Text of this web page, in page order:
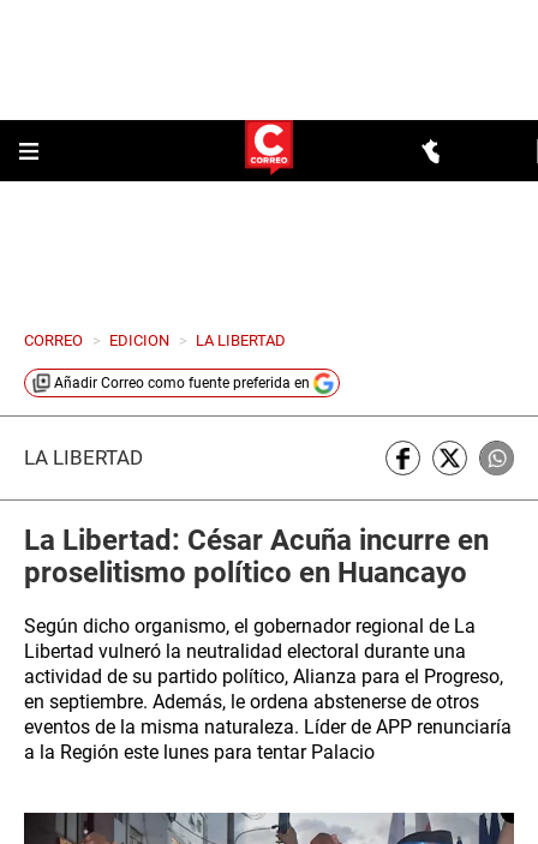
CORREO > EDICION > LA LIBERTAD
Añadir Correo como fuente preferida en
LA LIBERTAD
La Libertad: César Acuña incurre en
proselitismo político en Huancayo
Según dicho organismo, el gobernador regional de La
Libertad vulneró la neutralidad electoral durante una
actividad de su partido político, Alianza para el Progreso,
en septiembre. Además, le ordena abstenerse de otros
eventos de la misma naturaleza. Líder de APP renunciaría
a la Región este lunes para tentar Palacio